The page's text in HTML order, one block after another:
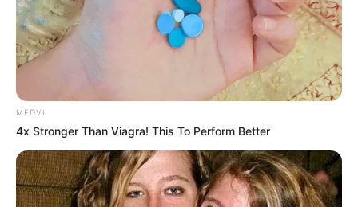
medium tank, Pindad,
Tank Harimau
RELATED POSTS
PANUS R600 8×8 – RANPUR APC AMFIBI TERBARU
PRODUKSI NEGERI GAJAH PUTIH
6 Comments| May 16, 2021
MEDVI
4x Stronger Than Viagra! This To Perform Better